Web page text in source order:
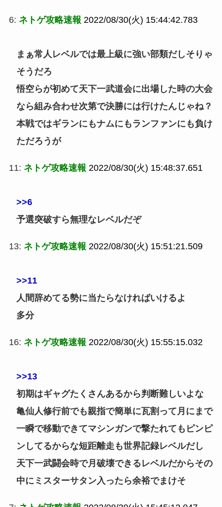
6: ネトゲ攻略速報 2022/08/30(火) 15:44:42.783
まぁ常人レベルでは最上級に強い部類だしそりゃ
そうだろ
悟空らが初めて天下一武道会に出場した時の大会
なら組み合わせ次第で決勝には行けたんじゃね？
本戦ではギランにもナムにもランファンにも負け
ただろうが
11: ネトゲ攻略速報 2022/08/30(火) 15:48:37.651
>>6
予選突破すら無理なレベルだぞ
13: ネトゲ攻略速報 2022/08/30(火) 15:51:21.509
>>11
人間辞めてる勢に当たらなければいけるよ
多分
16: ネトゲ攻略速報 2022/08/30(火) 15:55:15.032
>>13
初期はギャグたくさんあるから判断難しいよな
亀仙人修行前でも親指で簡単に瓦割って月にまで
一瞬で移動できてマシンガンで撃たれてもピンピ
ンしてるからな短距離走も世界記録レベルだし
天下一武闘会時で月破壊できるレベルだからその
中にミスターサタン入ったら余裕でまけそ